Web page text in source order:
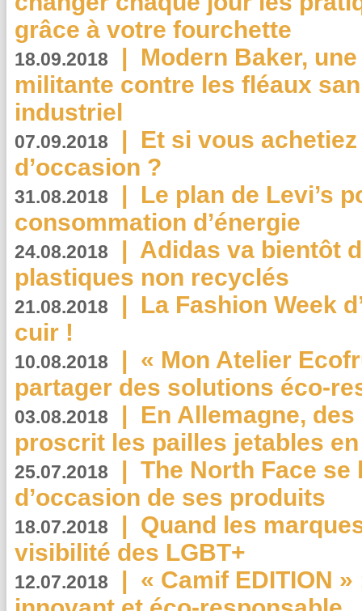
grâce à votre fourchette
18.09.2018 | Modern Baker,
militante contre les fléaux
industriel
07.09.2018 | Et si vous
d’occasion ?
31.08.2018 | Le plan de Levi’s
consommation d’énergie
24.08.2018 | Adidas va bientôt
plastiques non recyclés
21.08.2018 | La Fashion Week
cuir !
10.08.2018 | « Mon Atelier
partager des solutions éco-
03.08.2018 | En Allemagne,
proscrit les pailles jetables
25.07.2018 | The North Face se
d’occasion de ses produits
18.07.2018 | Quand les
visibilité des LGBT+
12.07.2018 | « Camif EDITION